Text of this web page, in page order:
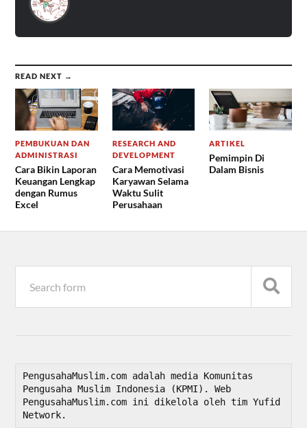
READ NEXT →
PEMBUKUAN DAN
ADMINISTRASI
Cara Bikin Laporan
Keuangan Lengkap
dengan Rumus
Excel
RESEARCH AND
DEVELOPMENT
Cara Memotivasi
Karyawan Selama
Waktu Sulit
Perusahaan
ARTIKEL
Pemimpin Di
Dalam Bisnis
PengusahaMuslim.com adalah media Komunitas
Pengusaha Muslim Indonesia (KPMI). Web
PengusahaMuslim.com ini dikelola oleh tim Yufid
Network.